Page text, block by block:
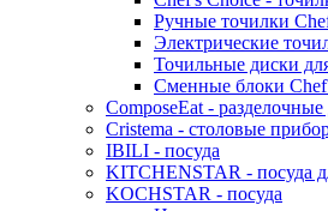
Ручные точилки
Электрические
Точильные диски
Сменные блоки
ComposeEat - разделочные
Cristema - столовые
IBILI - посуда
KITCHENSTAR - посуда
KOCHSTAR - посуда